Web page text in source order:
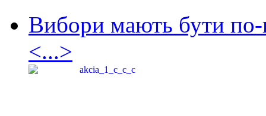
Вибори мають бути по-
<...>